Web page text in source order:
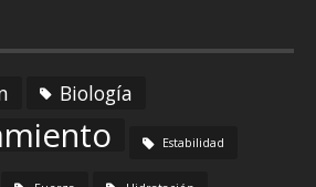
Biología
Estabilidad